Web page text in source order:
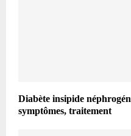
Diabète insipide
symptômes, traitement